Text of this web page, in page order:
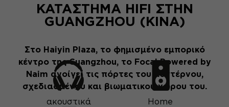
ΚΑΤΆΣΤΗΜΑ HIFI ΣΤΗΝ
GUANGZHOU (ΚΊΝΑ)
Στο Haiyin Plaza, το φημισμένο εμπορικό
κέντρο της Guangzhou, το Focal Powered by
Naim ανοίγει τις πόρτες του μοντέρνου,
σχεδιασμένου και βιωματικού χώρου του.
ακουστικά
Home